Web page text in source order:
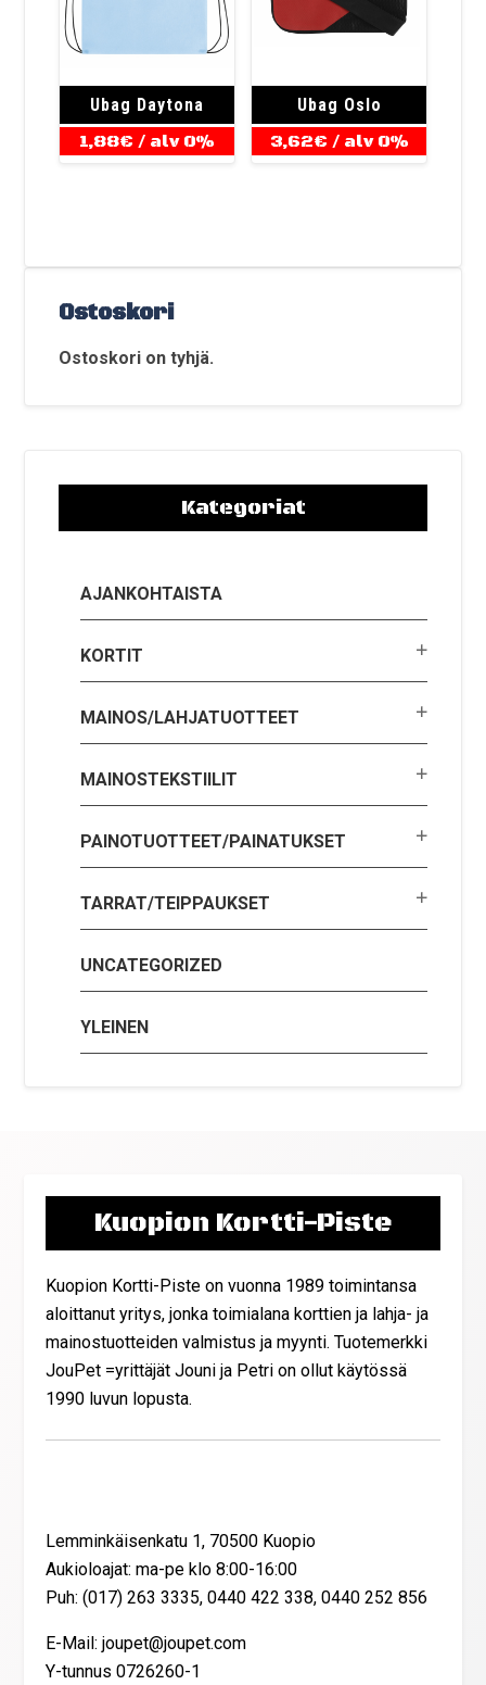
Ubag Daytona
1,88€ / alv 0%
Ubag Oslo
3,62€ / alv 0%
Ostoskori
Ostoskori on tyhjä.
Kategoriat
AJANKOHTAISTA
KORTIT
MAINOS/LAHJATUOTTEET
MAINOSTEKSTIILIT
PAINOTUOTTEET/PAINATUKSET
TARRAT/TEIPPAUKSET
UNCATEGORIZED
YLEINEN
Kuopion Kortti-Piste
Kuopion Kortti-Piste on vuonna 1989 toimintansa
aloittanut yritys, jonka toimialana korttien ja lahja- ja
mainostuotteiden valmistus ja myynti. Tuotemerkki
JouPet =yrittäjät Jouni ja Petri on ollut käytössä
1990 luvun lopusta.
Lemminkäisenkatu 1, 70500 Kuopio
Aukioloajat: ma-pe klo 8:00-16:00
Puh: (017) 263 3335, 0440 422 338, 0440 252 856
E-Mail: joupet@joupet.com
Y-tunnus 0726260-1